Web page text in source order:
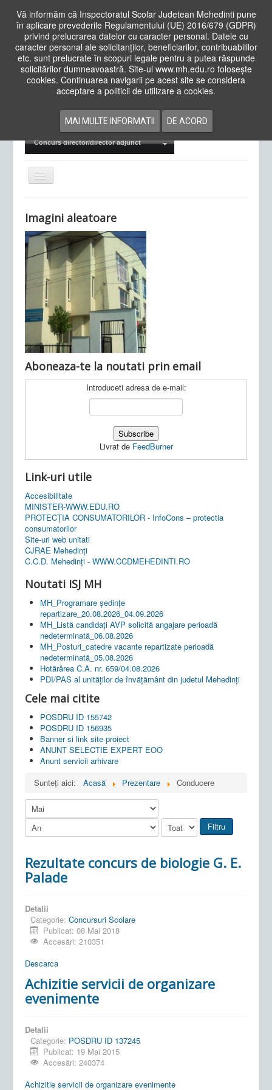
Vă informăm că Inspectoratul Scolar Judetean Mehedinti pune
în aplicare prevederile Regulamentului (UE) 2016/679 (GDPR)
privind prelucrarea datelor cu caracter personal. Datele cu
caracter personal ale solicitanților, beneficiarilor, contribuabililor
etc. sunt prelucrate în scopuri legale pentru a putea răspunde
solicitărilor dumneavoastră. Site-ul www.mh.edu.ro folosește
cookies. Continuarea navigarii pe acest site se considera
acceptare a politicii de utilizare a cookies.
MAI MULTE INFORMATII DE ACORD
Cauta
in
siteAcasa Cadre Didactice
Examene Naționale
Concurs director/director adjunct
Comută
navigarea
Ultimele articole: Vi, 04.11.2022 -
Județean Mehedinți
Imagini aleatoare
Aboneaza-te la noutati prin email
Introduceti adresa de e-mail:
Livrat de FeedBurner
Link-uri utile
Accesibilitate
MINISTER-WWW.EDU.RO
PROTECȚIA CONSUMATORILOR - InfoCons – protectia
consumatorilor
Site-uri web unitati
CJRAE Mehedinți
C.C.D. Mehedinţi - WWW.CCDMEHEDINTI.RO
Noutati ISJ MH
MH_Programare ședințe
repartizare_20.08.2026_04.09.2026
MH_Listă candidați AVP solicită angajare perioadă
nedeterminată_06.08.2026
MH_Posturi_catedre vacante repartizate perioadă
nedeterminată_05.08.2026
Hotărârea C.A. nr. 659/04.08.2026
PDI/PAS al unităților de învățământ din judetul Mehedinți
Cele mai citite
POSDRU ID 155742
POSDRU ID 156935
Banner si link site proiect
ANUNT SELECTIE EXPERT EOO
Anunt servicii arhivare
Sunteți aici:
Acasă Prezentare Conducere
Filtru
Rezultate concurs de biologie G. E.
Palade
Detalii
Categorie: Concursuri Scolare
Publicat: 08 Mai 2018
Accesări: 210351
Descarca
Achizitie servicii de organizare
evenimente
Detalii
Categorie: POSDRU ID 137245
Publicat: 19 Mai 2015
Accesări: 240374
Achizitie servicii de organizare evenimente